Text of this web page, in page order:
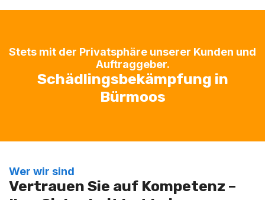
Stets mit der Privatsphäre unserer Kunden und
Auftraggeber.
Schädlingsbekämpfung in
Bürmoos
Wer wir sind
Vertrauen Sie auf Kompetenz –